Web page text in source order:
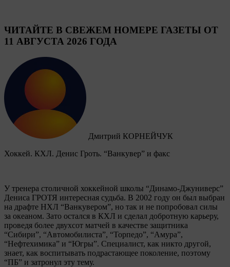
ЧИТАЙТЕ В СВЕЖЕМ НОМЕРЕ ГАЗЕТЫ ОТ
11 АВГУСТА 2026 ГОДА
Дмитрий КОРНЕЙЧУК
Хоккей. КХЛ. Денис Гроть. “Ванкувер” и факс
У тренера столичной хоккейной школы “Динамо-Джуниверс”
Дениса ГРОТЯ интересная судьба. В 2002 году он был выбран
на драфте НХЛ “Ванкувером”, но так и не попробовал силы
за океаном. Зато остался в КХЛ и сделал добротную карьеру,
проведя более двухсот матчей в качестве защитника
“Сибири”, “Автомобилиста”, “Торпедо”, “Амура”,
“Нефтехимика” и “Югры”. Специалист, как никто другой,
знает, как воспитывать подрастающее поколение, поэтому
“ПБ” и затронул эту тему.